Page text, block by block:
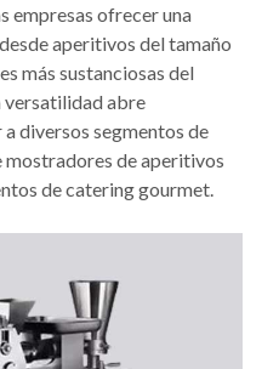
empresas ofrecer una
aperitivos del tamaño
más sustanciosas del
versatilidad abre
diversos segmentos de
mostradores de aperitivos
de catering gourmet.